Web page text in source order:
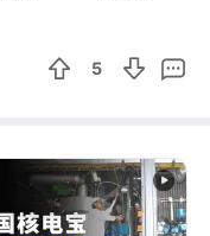
5